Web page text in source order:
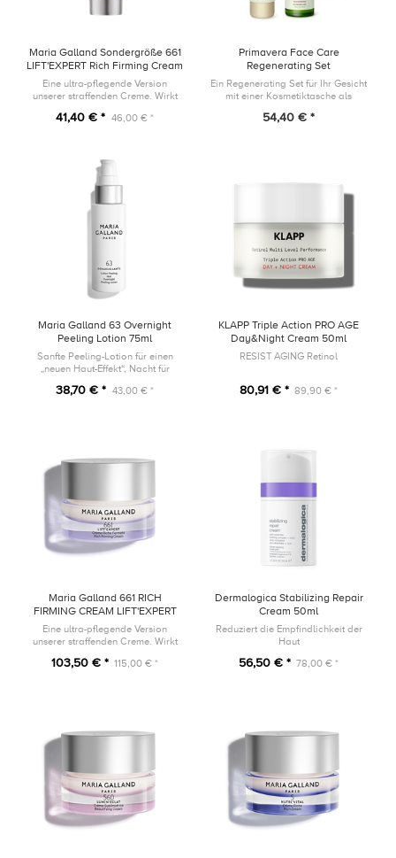
Maria Galland Sondergröße 661
LIFT'EXPERT Rich Firming Cream
20ml
Eine ultra-pflegende Version
unserer straffenden Creme. Wirkt
den Kollagenabbau verantwortlich
41,40 € * 46,00 € *
Primavera Face Care
Regenerating Set
Ein Regenerating Set für Ihr Gesicht
mit einer Kosmetiktasche als
54,40 € *
Maria Galland 63 Overnight
Peeling Lotion 75ml
Sanfte Peeling-Lotion für einen
„neuen Haut-Effekt“, Nacht für
38,70 € * 43,00 € *
KLAPP Triple Action PRO AGE
Day&Night Cream 50ml
RESIST AGING Retinol
80,91 € * 89,90 € *
Maria Galland 661 RICH
FIRMING CREAM LIFT'EXPERT
50ml
Eine ultra-pflegende Version
unserer straffenden Creme. Wirkt
den Kollagenabbau verantwortlich
103,50 € * 115,00 € *
Dermalogica Stabilizing Repair
Cream 50ml
Reduziert die Empfindlichkeit der
Haut
56,50 € * 78,00 € *